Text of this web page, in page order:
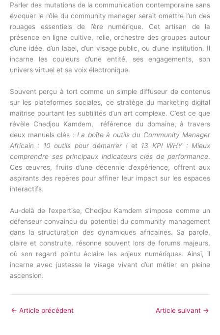
Parler des mutations de la communication contemporaine sans
évoquer le rôle du community manager serait omettre l’un des
rouages essentiels de l’ère numérique. Cet artisan de la
présence en ligne cultive, relie, orchestre des groupes autour
d’une idée, d’un label, d’un visage public, ou d’une institution. Il
incarne les couleurs d’une entité, ses engagements, son
univers virtuel et sa voix électronique.
Souvent perçu à tort comme un simple diffuseur de contenus
sur les plateformes sociales, ce stratège du marketing digital
maîtrise pourtant les subtilités d’un art complexe. C’est ce que
révèle Chedjou Kamdem, référence du domaine, à travers
deux manuels clés : La boîte à outils du Community Manager
Africain : 10 outils pour démarrer !et 13 KPI WHY : Mieux
comprendre ses principaux indicateurs clés de performance.
Ces œuvres, fruits d’une décennie d’expérience, offrent aux
aspirants des repères pour affiner leur impact sur les espaces
interactifs.
Au-delà de l’expertise, Chedjou Kamdem s’impose comme un
défenseur convaincu du potentiel du community management
dans la structuration des dynamiques africaines. Sa parole,
claire et construite, résonne souvent lors de forums majeurs,
où son regard pointu éclaire les enjeux numériques. Ainsi, il
incarne avec justesse le visage vivant d’un métier en pleine
ascension.
← Article précédent Article suivant →